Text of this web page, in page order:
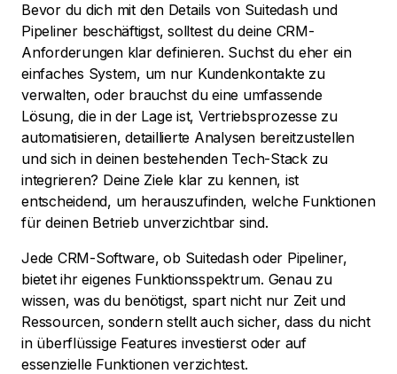
Bevor du dich mit den Details von Suitedash und
Pipeliner beschäftigst, solltest du deine CRM-
Anforderungen klar definieren. Suchst du eher ein
einfaches System, um nur Kundenkontakte zu
verwalten, oder brauchst du eine umfassende
Lösung, die in der Lage ist, Vertriebsprozesse zu
automatisieren, detaillierte Analysen bereitzustellen
und sich in deinen bestehenden Tech-Stack zu
integrieren? Deine Ziele klar zu kennen, ist
entscheidend, um herauszufinden, welche Funktionen
für deinen Betrieb unverzichtbar sind.
Jede CRM-Software, ob Suitedash oder Pipeliner,
bietet ihr eigenes Funktionsspektrum. Genau zu
wissen, was du benötigst, spart nicht nur Zeit und
Ressourcen, sondern stellt auch sicher, dass du nicht
in überflüssige Features investierst oder auf
essenzielle Funktionen verzichtest.